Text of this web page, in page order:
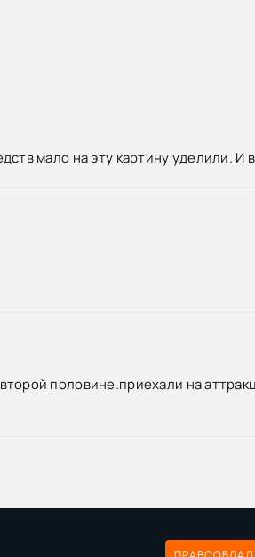
мало на эту картину уделили. И
половине.приехали на